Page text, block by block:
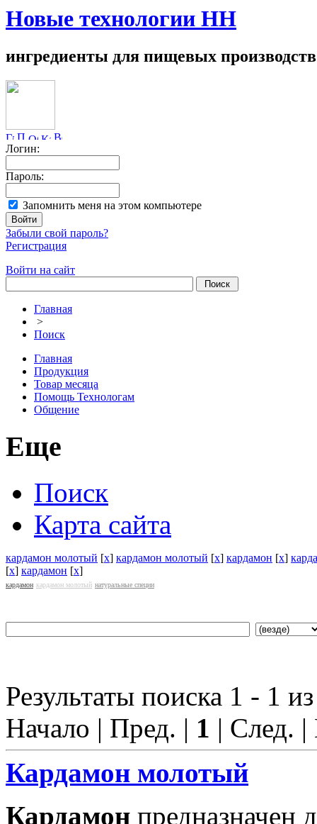
Новые технологии НН
ингредиенты для пищевых производств
Логин:
Пароль:
Запомнить меня на этом компьютере
Забыли свой пароль?
Регистрация
Войти на сайт
Главная
>
Поиск
Главная
Продукция
Товар месяца
Помощь Технологам
Общение
Еще
Поиск
Карта сайта
кардамон молотый [x] кардамон молотый [x] кардамон [x]
[x] кардамон [x]
кардамон кардамон молотый натуральные специи
Результаты поиска 1 - 1
Начало | Пред. | 1 | След.
Кардамон молотый
Кардамон предназначен